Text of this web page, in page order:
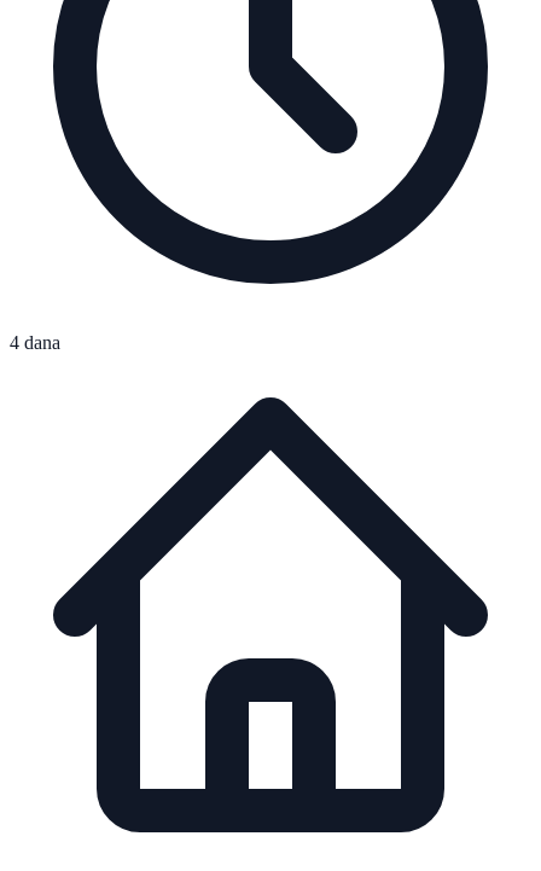
4 dana